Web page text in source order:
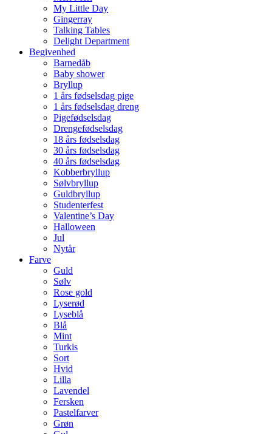
My Little Day
Gingerray
Talking Tables
Delight Department
Begivenhed
Barnedåb
Baby shower
Bryllup
1 års fødselsdag pige
1 års fødselsdag dreng
Pigefødselsdag
Drengefødselsdag
18 års fødselsdag
30 års fødselsdag
40 års fødselsdag
Kobberbryllup
Sølvbryllup
Guldbryllup
Studenterfest
Valentine’s Day
Halloween
Jul
Nytår
Farve
Guld
Sølv
Rose gold
Lyserød
Lyseblå
Blå
Mint
Turkis
Sort
Hvid
Lilla
Lavendel
Fersken
Pastelfarver
Grøn